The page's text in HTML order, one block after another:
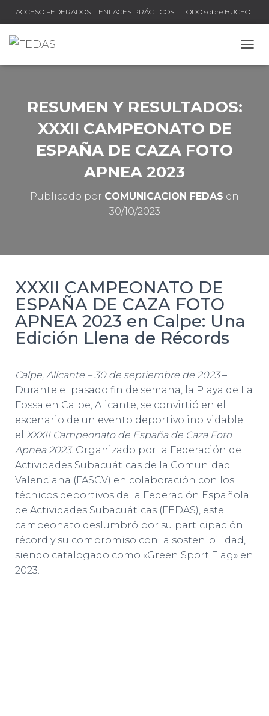
ACCESO FEDERADOS ENLACES PRÁCTICOS TODO sobre BUCEO
RESUMEN Y RESULTADOS:
XXXII CAMPEONATO DE
ESPAÑA DE CAZA FOTO
APNEA 2023
Publicado por COMUNICACION FEDAS en
30/10/2023
XXXII CAMPEONATO DE
ESPAÑA DE CAZA FOTO
APNEA 2023 en Calpe: Una
Edición Llena de Récords
Calpe, Alicante – 30 de septiembre de 2023–
Durante el pasado fin de semana, la Playa de La
Fossa en Calpe, Alicante, se convirtió en el
escenario de un evento deportivo inolvidable:
el XXXII Campeonato de España de Caza Foto
Apnea 2023. Organizado por la Federación de
Actividades Subacuáticas de la Comunidad
Valenciana (FASCV) en colaboración con los
técnicos deportivos de la Federación Española
de Actividades Subacuáticas (FEDAS), este
campeonato deslumbró por su participación
récord y su compromiso con la sostenibilidad,
siendo catalogado como «Green Sport Flag» en
2023.